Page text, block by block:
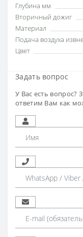
Глубина мм
Вторичный дожиг
Материал
Подача воздуха
Цвет
Задать вопрос
У Вас есть вопрос?
ответим Вам как